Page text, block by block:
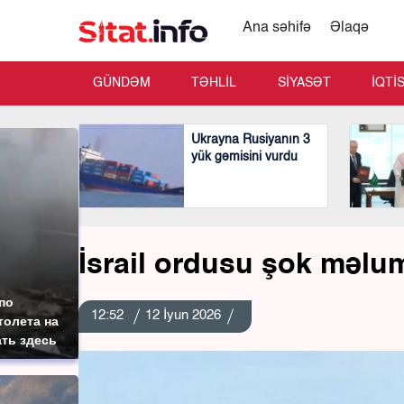
на
здесь
Ana səhifə Əlaqə
GÜNDƏM TƏHLİL SİYASƏT
Ukrayna Rusiyanın 3
yük gəmisini vurdu
İsrail ordusu şok
12:52 12 İyun 2026